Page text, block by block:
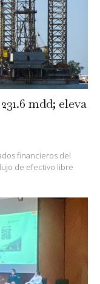
mdd; eleva
financieros del
de efectivo libre